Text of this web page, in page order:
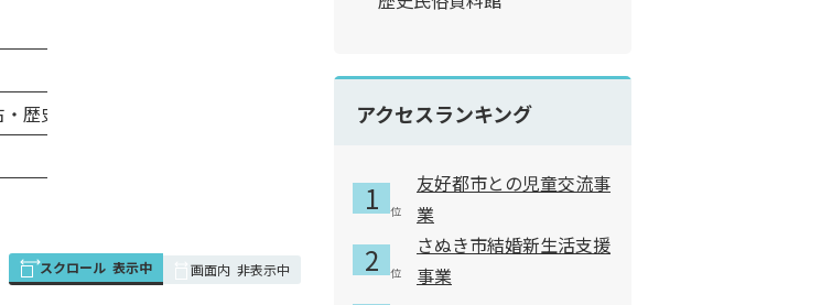
歴史・民俗・教育資料をわかりやすく系統的に展示しています。
スクロール 表示中 画面内 非表示中
アクセスランキング
友好都市との児童交流事
業
さぬき市結婚新生活支援
事業